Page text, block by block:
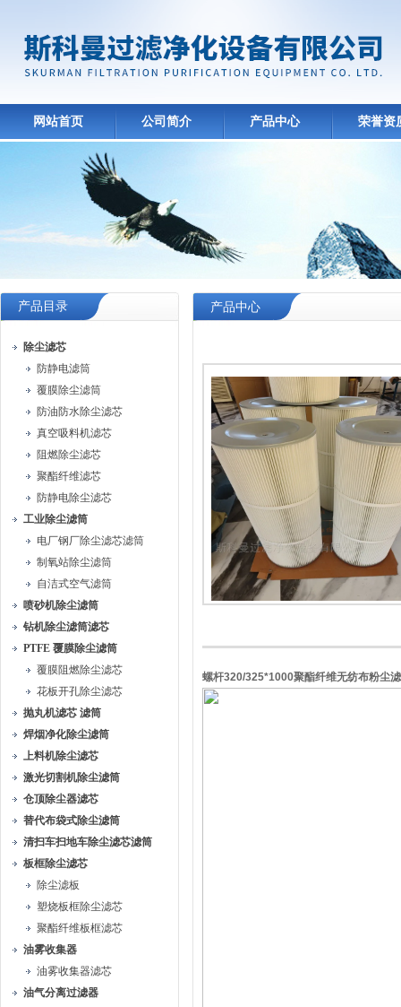
网站首页 公司简介 产品中心 荣誉资
产品目录
除尘滤芯
防静电滤筒
覆膜除尘滤筒
防油防水除尘滤芯
真空吸料机滤芯
阻燃除尘滤芯
聚酯纤维滤芯
防静电除尘滤芯
工业除尘滤筒
电厂钢厂除尘滤芯滤筒
制氧站除尘滤筒
自洁式空气滤筒
喷砂机除尘滤筒
钻机除尘滤筒滤芯
PTFE 覆膜除尘滤筒
覆膜阻燃除尘滤芯
花板开孔除尘滤芯
抛丸机滤芯 滤筒
焊烟净化除尘滤筒
上料机除尘滤芯
激光切割机除尘滤筒
仓顶除尘器滤芯
替代布袋式除尘滤筒
清扫车扫地车除尘滤芯滤筒
板框除尘滤芯
除尘滤板
塑烧板框除尘滤芯
聚酯纤维板框滤芯
油雾收集器
油雾收集器滤芯
油气分离过滤器
产品中心
螺杆320/325*1000聚酯纤维无纺布粉尘